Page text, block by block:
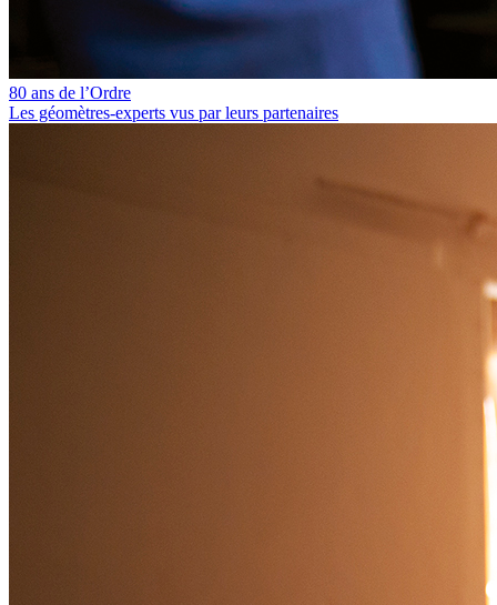
80 ans de l’Ordre
Les géomètres‑experts vus par leurs partenaires